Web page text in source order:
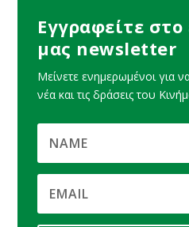
Εγγραφείτε
μας newsletter
Μείνετε ενημερωμένοι για
νέα και τις δράσεις του